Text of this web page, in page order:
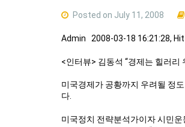
Posted on July 11, 2008
Admin 2008-03-18 16:21:28, Hit
<인터뷰> 김동석 “경제는 힐러리
미국경제가 공황까지 우려될 정
다.
미국정치 전략분석가이자 시민